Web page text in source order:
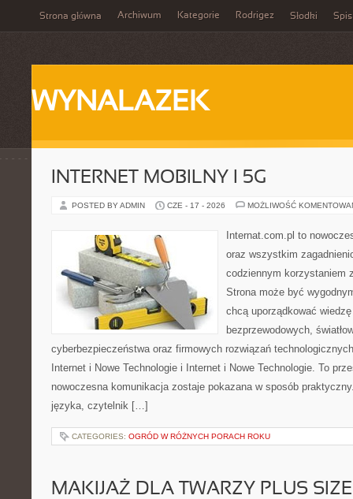
Strona główna Archiwum Kategorie Rodrigez Słodki Spis
WYNALAZEK
INTERNET MOBILNY I 5G
POSTED BY ADMIN CZE - 17 - 2026 MOŻLIWOŚĆ
Internat.com.pl to
oraz wszystkim
codziennym korzystaniem
Strona może być
chcą uporządkować
bezprzewodowych,
cyberbezpieczeństwa oraz firmowych rozwiązań
Internet i Nowe Technologie i Internet i Nowe Technologie. To
nowoczesna komunikacja zostaje pokazana w sposób
języka, czytelnik […]
CATEGORIES: OGRÓD W RÓŻNYCH PORACH ROKU
MAKIJAŻ DLA TWARZY PLUS SIZE